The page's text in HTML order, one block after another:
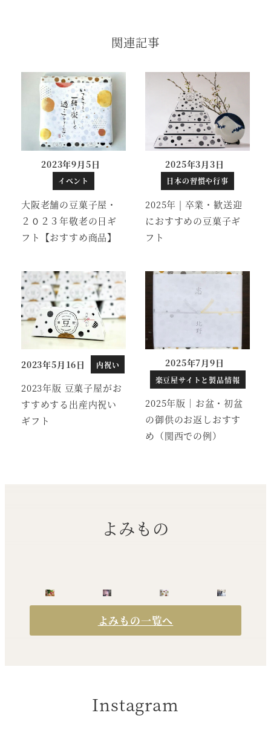
関連記事
大阪老舗の豆菓子屋・
２０２３年敬老の日ギ
フト【おすすめ商品】
投稿日
2023年9月5日
イベント
2025年 | 卒業・歓送迎
におすすめの豆菓子ギ
フト
投稿日
2025年3月3日
日本の習慣や行事
2023年版 豆菓子屋がお
すすめする出産内祝い
ギフト
投稿日
2023年5月16日 内祝い
2025年版｜お盆・初盆
の御供のお返しおすす
め（関西での例）
投稿日
2025年7月9日
楽豆屋サイトと製品情報
よみもの
よみもの一覧へ
Instagram